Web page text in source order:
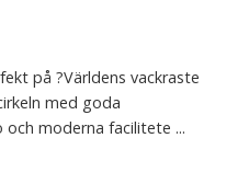
på ?Världens vackraste
med goda
moderna facilitete ...